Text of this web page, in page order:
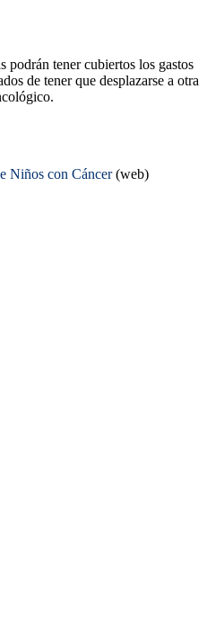
podrán tener cubiertos los gastos
de tener que desplazarse a otra
Niños con Cáncer(web)